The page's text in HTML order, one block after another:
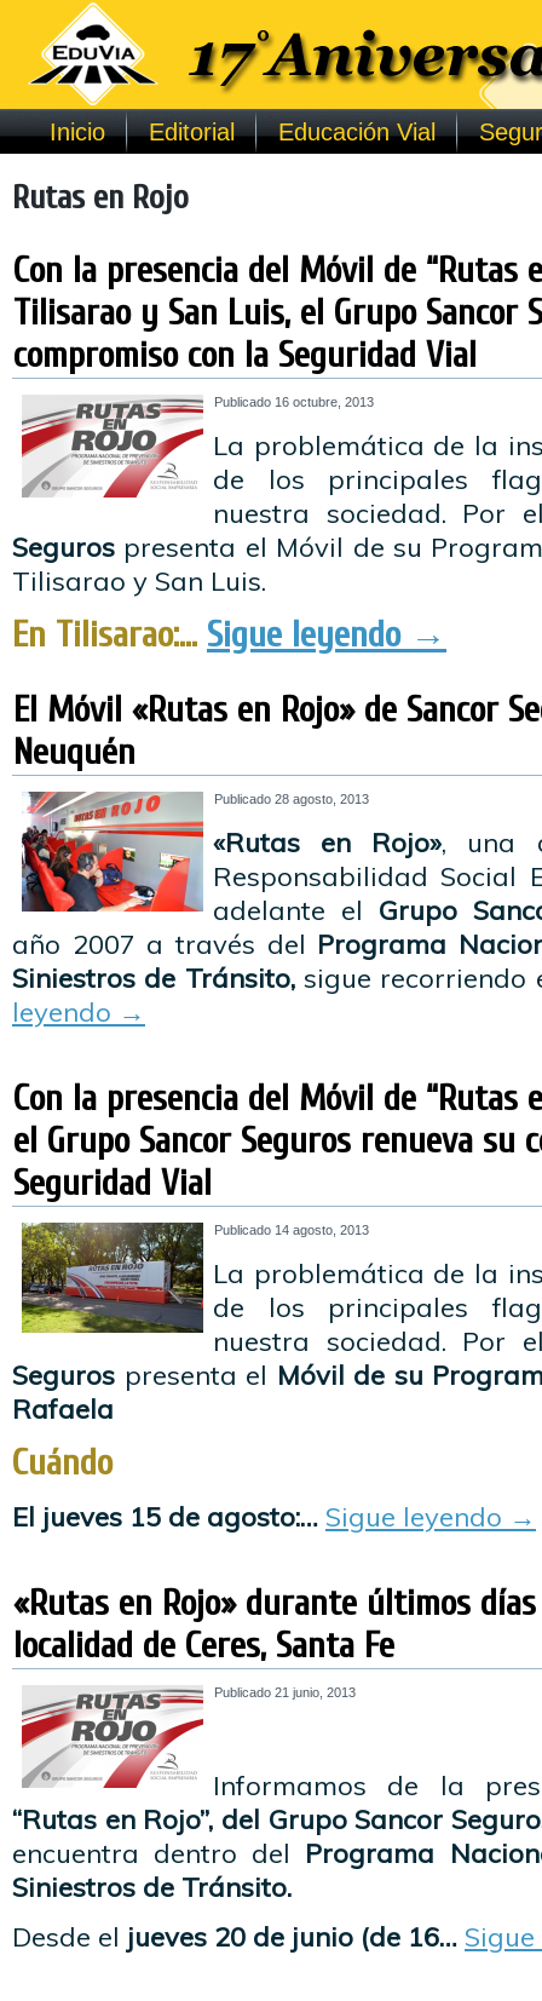
Inicio Editorial Educación Vial
Rutas en Rojo
Con la presencia del Móvil de “Rutas
Tilisarao y San Luis, el Grupo Sancor
compromiso con la Seguridad Vial
Publicado 16 octubre, 2013
La problemática de la
de los principales
nuestra sociedad. Por
Seguros presenta el Móvil de su
Tilisarao y San Luis.
En Tilisarao:… Sigue leyendo →
El Móvil «Rutas en Rojo» de Sancor
Neuquén
Publicado 28 agosto, 2013
«Rutas en Rojo», una
Responsabilidad Social
adelante el Grupo
año 2007 a través del Programa
Siniestros de Tránsito,sigue recorriendo
leyendo →
Con la presencia del Móvil de “Rutas
el Grupo Sancor Seguros renueva su
Seguridad Vial
Publicado 14 agosto, 2013
La problemática de la
de los principales
nuestra sociedad. Por
Seguros presenta el Móvil de su
Rafaela
Cuándo
El jueves 15 de agosto:… Sigue leyendo →
«Rutas en Rojo» durante últimos
localidad de Ceres, Santa Fe
Publicado 21 junio, 2013
Informamos de la
“Rutas en Rojo”, del Grupo Sancor
encuentra dentro del Programa
Siniestros de Tránsito.
Desde el jueves 20 de junio (de 16…